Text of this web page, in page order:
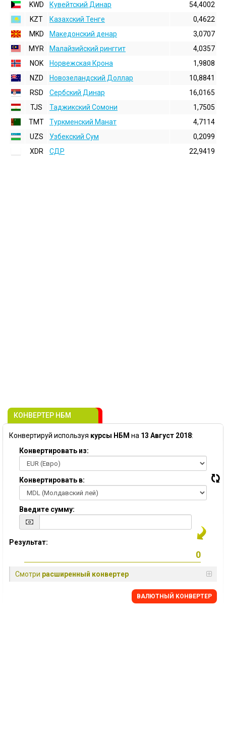
KWD
Кувейтский Динар
54,4002
KZT
Казахский Тенге
0,4622
MKD
Македонский денар
3,0707
MYR
Малайзийский ринггит
4,0357
NOK
Норвежская Крона
1,9808
NZD
Новозеландский Доллар
10,8841
RSD
Сербский Динар
16,0165
TJS
Таджикский Сомони
1,7505
TMT
Туркменский Манат
4,7114
UZS
Узбекский Сум
0,2099
XDR
СДР 22,9419
КОНВЕРТЕР НБМ
Конвертируй используя курсы НБМ на 13 Август 2018:
Конвертировать из:
Конвертировать в:
Введите сумму:
Результат:
Смотри расширенный конвертер
BАЛЮТНЫЙ KОНВЕРТЕР